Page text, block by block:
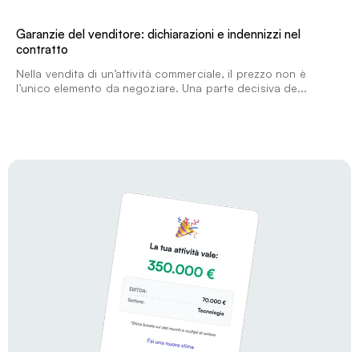
Garanzie del venditore: dichiarazioni e indennizzi nel
contratto
Nella vendita di un’attività commerciale, il prezzo non è
l’unico elemento da negoziare. Una parte decisiva de...